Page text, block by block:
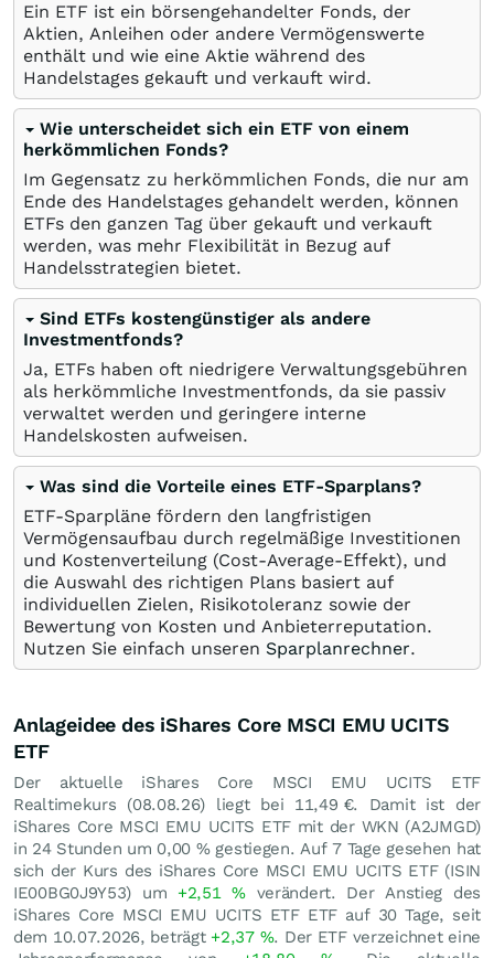
Ein ETF ist ein börsengehandelter Fonds, der
Aktien, Anleihen oder andere Vermögenswerte
enthält und wie eine Aktie während des
Handelstages gekauft und verkauft wird.
Wie unterscheidet sich ein ETF von einem
herkömmlichen Fonds?
Im Gegensatz zu herkömmlichen Fonds, die nur am
Ende des Handelstages gehandelt werden, können
ETFs den ganzen Tag über gekauft und verkauft
werden, was mehr Flexibilität in Bezug auf
Handelsstrategien bietet.
Sind ETFs kostengünstiger als andere
Investmentfonds?
Ja, ETFs haben oft niedrigere Verwaltungsgebühren
als herkömmliche Investmentfonds, da sie passiv
verwaltet werden und geringere interne
Handelskosten aufweisen.
Was sind die Vorteile eines ETF-Sparplans?
ETF-Sparpläne fördern den langfristigen
Vermögensaufbau durch regelmäßige Investitionen
und Kostenverteilung (Cost-Average-Effekt), und
die Auswahl des richtigen Plans basiert auf
individuellen Zielen, Risikotoleranz sowie der
Bewertung von Kosten und Anbieterreputation.
Nutzen Sie einfach unseren Sparplanrechner.
Anlageidee des iShares Core MSCI EMU UCITS
ETF
Der aktuelle iShares Core MSCI EMU UCITS ETF
Realtimekurs (08.08.26) liegt bei 11,49 €. Damit ist der
iShares Core MSCI EMU UCITS ETF mit der WKN (A2JMGD)
in 24 Stunden um 0,00 %gestiegen. Auf 7 Tage gesehen hat
sich der Kurs des iShares Core MSCI EMU UCITS ETF (ISIN
IE00BG0J9Y53) um +2,51%verändert. Der Anstieg des
iShares Core MSCI EMU UCITS ETF ETF auf 30 Tage, seit
dem 10.07.2026, beträgt +2,37 %. Der ETF verzeichnet eine